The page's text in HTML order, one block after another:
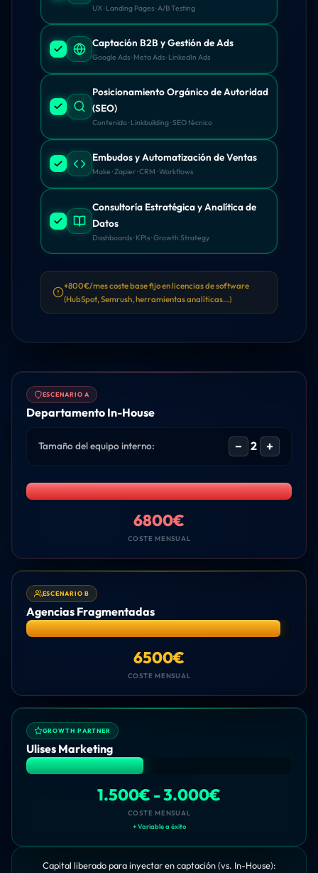
UX · Landing Pages · A/B Testing
Captación B2B y Gestión de Ads
Google Ads · Meta Ads · LinkedIn Ads
Posicionamiento Orgánico de Autoridad
(SEO)
Contenido · Linkbuilding · SEO técnico
Embudos y Automatización de Ventas
Make · Zapier · CRM · Workflows
Consultoría Estratégica y Analítica de
Datos
Dashboards · KPIs · Growth Strategy
+800€/mes coste base fijo en licencias de software
(HubSpot, Semrush, herramientas analíticas…)
ESCENARIO A
Departamento In-House
Tamaño del equipo interno: − 2 +
6800€
COSTE MENSUAL
ESCENARIO B
Agencias Fragmentadas
6500€
COSTE MENSUAL
GROWTH PARTNER
Ulises Marketing
1.500€ - 3.000€
COSTE MENSUAL
+ Variable a éxito
Capital liberado para inyectar en captación (vs. In-House):